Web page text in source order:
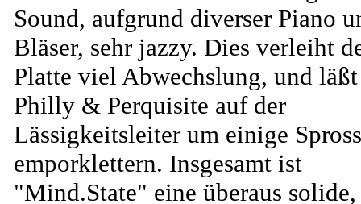
Sound, aufgrund diverser Piano
Bläser, sehr jazzy. Dies verleiht
Platte viel Abwechslung, und läßt
Philly & Perquisite auf der
Lässigkeitsleiter um einige
emporklettern. Insgesamt ist
"Mind.State" eine überaus